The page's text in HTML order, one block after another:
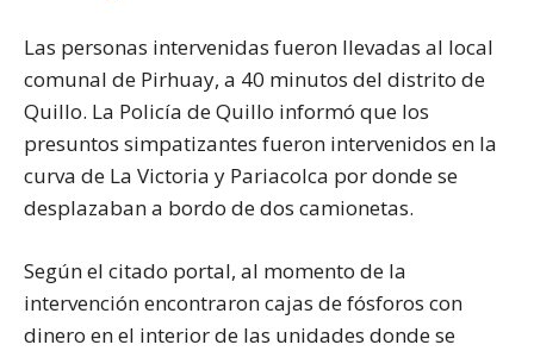
Las personas intervenidas fueron llevadas al local
comunal de Pirhuay, a 40 minutos del distrito de
Quillo. La Policía de Quillo informó que los
presuntos simpatizantes fueron intervenidos en la
curva de La Victoria y Pariacolca por donde se
desplazaban a bordo de dos camionetas.
Según el citado portal, al momento de la
intervención encontraron cajas de fósforos con
dinero en el interior de las unidades donde se